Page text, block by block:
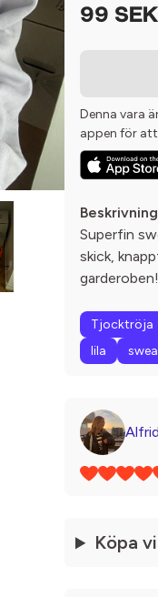
99 SEK
Denna vara
appen för
Beskrivning
Superfin
skick,
Tjocktröja
lila
Köpa